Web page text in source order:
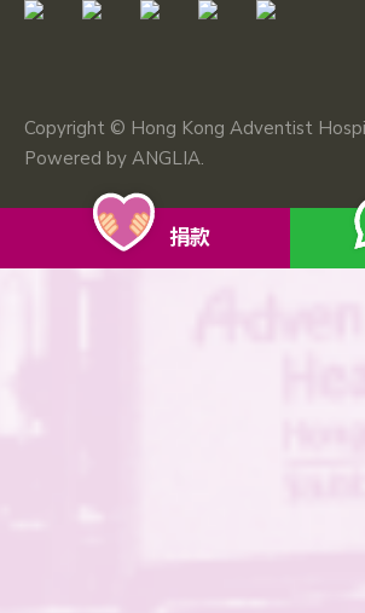
Copyright © Hong Kong Adventist
Powered by ANGLIA.
捐款